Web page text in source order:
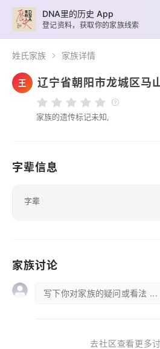
姓氏家族 家族详情
王 辽宁省朝阳市龙城区马
家族的遗传标记未知,
字辈信息
字辈
家族讨论
写下你对家族的疑问或看法 ...
去社区查看更多
DNA里的历史 App
登记资料，获取你的家族线索